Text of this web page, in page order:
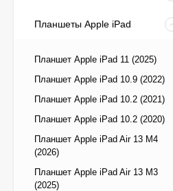
Планшеты Apple iPad
Планшет Apple iPad 11 (2025)
Планшет Apple iPad 10.9 (2022)
Планшет Apple iPad 10.2 (2021)
Планшет Apple iPad 10.2 (2020)
Планшет Apple iPad Air 13 M4
(2026)
Планшет Apple iPad Air 13 M3
(2025)